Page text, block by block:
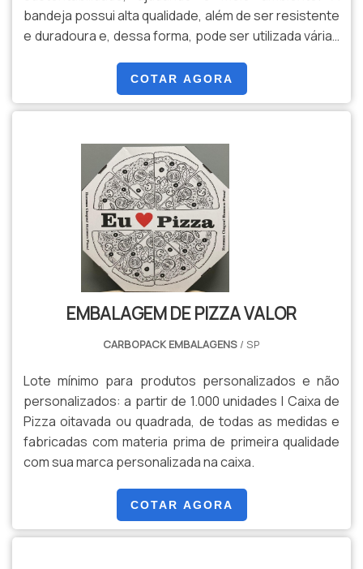
bandeja possui alta qualidade, além de ser resistente
e duradoura e, dessa forma, pode ser utilizada várias
personalizada através de diferentes tamanhos,
formatos e cores, que podem ser escolhidos pelo
cliente, de acordo com sua preferência.O PRODUTO
realiza um excelent.
COTAR AGORA
EMBALAGEM DE PIZZA VALOR
CARBOPACK EMBALAGENS / SP
Lote mínimo para produtos personalizados e não
personalizados: a partir de 1.000 unidades | Caixa de
Pizza oitavada ou quadrada, de todas as medidas e
fabricadas com materia prima de primeira qualidade
com sua marca personalizada na caixa.
COTAR AGORA